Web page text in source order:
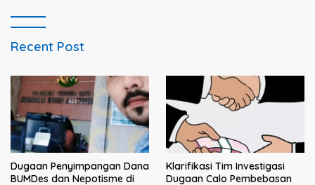
Recent Post
Dugaan Penyimpangan Dana
BUMDes dan Nepotisme di
Klarifikasi Tim Investigasi
Dugaan Calo Pembebasan